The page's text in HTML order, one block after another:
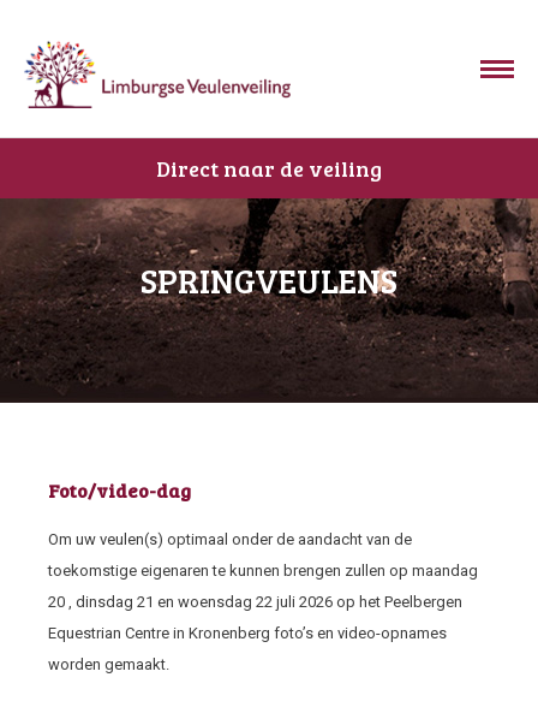
Direct naar de veiling
SPRINGVEULENS
Foto/video-dag
Om uw veulen(s) optimaal onder de aandacht van de
toekomstige eigenaren te kunnen brengen zullen op maandag
20 , dinsdag 21 en woensdag 22 juli 2026 op het Peelbergen
Equestrian Centre in Kronenberg foto’s en video-opnames
worden gemaakt.